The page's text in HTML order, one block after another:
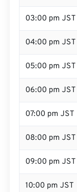
03:00 pm JST
04:00 pm JST
05:00 pm JST
06:00 pm JST
07:00 pm JST
08:00 pm JST
09:00 pm JST
10:00 pm JST